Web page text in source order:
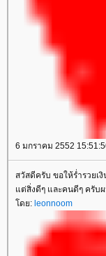
6 มกราคม 2552
สวัสดีครับ ขอให้ร่ำรวยเ
ต่สิ่งดีๆ และคนดีๆ ครับ
ดย: leonnoom